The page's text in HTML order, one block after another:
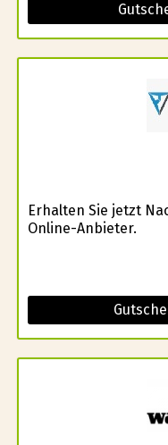
Erhalten Sie jetzt
Online-Anbieter.